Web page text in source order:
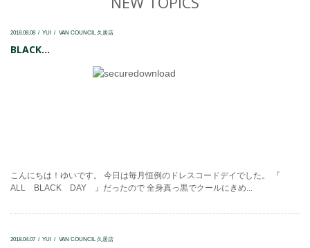
2018.08.08 YUI VAN COUNCIL 久居店
BLACK...
こんにちは！ゆいです。 今日は毎月恒例のドレスコードデイでした。 『
ALL BLACK DAY 』だったので 全身真っ黒でクールにきめ...
2018.04.07 YUI VAN COUNCIL 久居店